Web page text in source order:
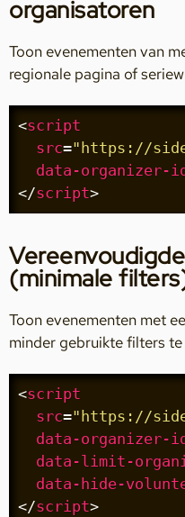
organisatoren
Toon evenementen van
regionale pagina of
<script
src="https://
data-organizer-
</script>
(minimale
Toon evenementen met
minder gebruikte filters
<script
src="https://
data-organizer-
data-limit-
data-hide-
</script>